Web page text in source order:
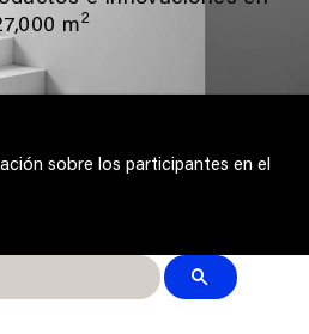
m2
sobre los participantes en el